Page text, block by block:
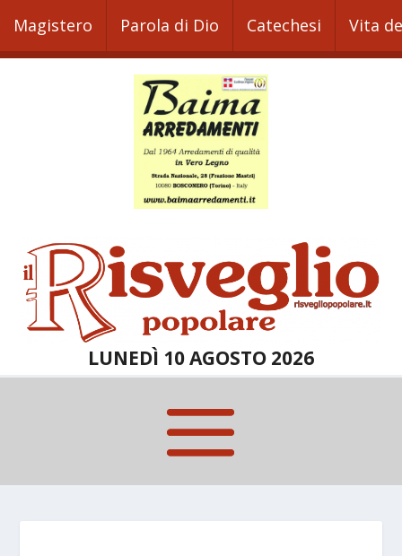
Magistero Parola di Dio Catechesi Vita
LUNEDÌ 10 AGOSTO 2026